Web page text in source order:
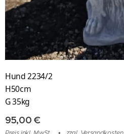
Hund 2234/2
H50cm
G35kg
95,00 €